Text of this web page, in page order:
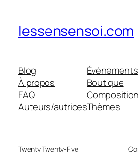
lessensensoi.com
Blog
À propos
FAQ
Auteurs/autrices
Évènements
Boutique
Thèmes
Twenty Twenty-Five